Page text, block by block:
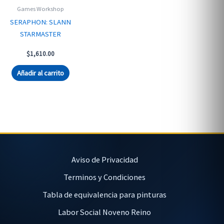
Games Workshop
SERAPHON: SLANN
STARMASTER
$1,610.00
Añadir al carrito
Aviso de Privacidad
Terminos y Condiciones
Tabla de equivalencia para pinturas
Labor Social Noveno Reino